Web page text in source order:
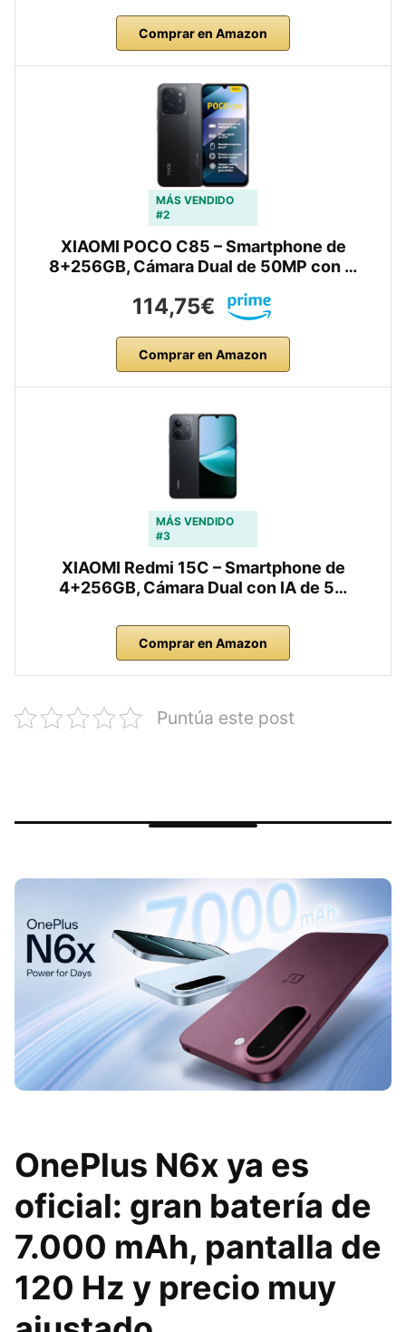
Comprar en Amazon
MÁS VENDIDO
#2
XIAOMI POCO C85 – Smartphone de
8+256GB, Cámara Dual de 50MP con …
114,75€
Comprar en Amazon
MÁS VENDIDO
#3
XIAOMI Redmi 15C – Smartphone de
4+256GB, Cámara Dual con IA de 5…
Comprar en Amazon
Puntúa este post
OnePlus N6x ya es
oficial: gran batería de
7.000 mAh, pantalla de
120 Hz y precio muy